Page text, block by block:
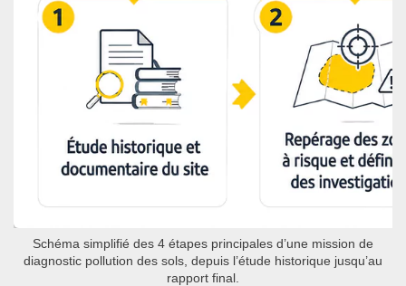
Schéma simplifié des 4 étapes principales d’une mission de
diagnostic pollution des sols, depuis l’étude historique jusqu’au
rapport final.